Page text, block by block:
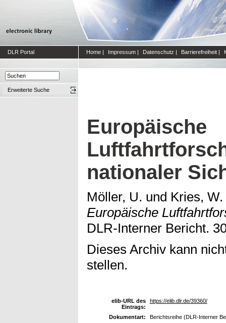
DLR Portal Home | Impressum | Datenschutz | Barrierefreiheit |
Erweiterte Suche
Europäische
nationaler
Möller, U. und Kries, W.
Europäische
DLR-Interner Bericht.
Dieses Archiv kann
stellen.
elib-URL des
Eintrags:
https://elib.dlr.de/39360/
Dokumentart:
Berichtsreihe (DLR-Interner